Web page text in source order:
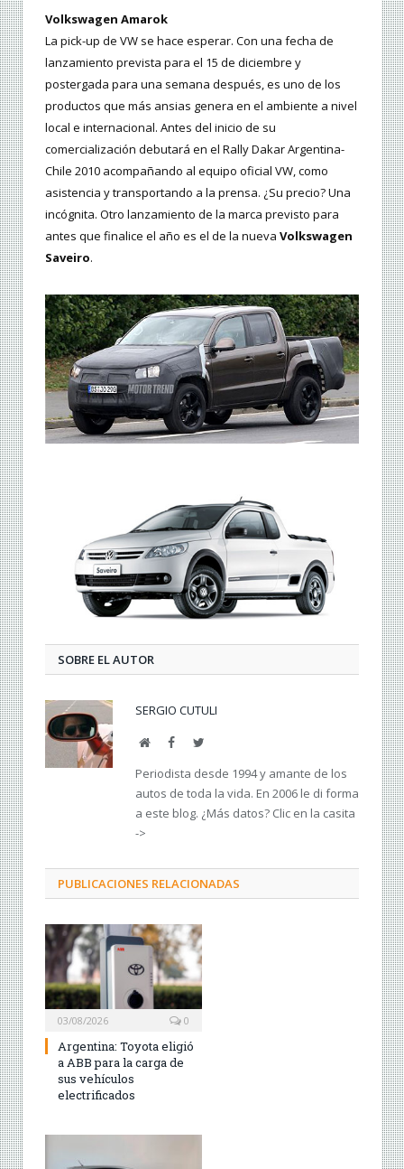
Volkswagen Amarok
La pick-up de VW se hace esperar. Con una fecha de
lanzamiento prevista para el 15 de diciembre y
postergada para una semana después, es uno de los
productos que más ansias genera en el ambiente a nivel
local e internacional. Antes del inicio de su
comercialización debutará en el Rally Dakar Argentina-
Chile 2010 acompañando al equipo oficial VW, como
asistencia y transportando a la prensa. ¿Su precio? Una
incógnita. Otro lanzamiento de la marca previsto para
antes que finalice el año es el de la nueva Volkswagen
Saveiro.
SOBRE EL AUTOR
SERGIO CUTULI
Web FacebookTwitter
Periodista desde 1994 y amante de los
autos de toda la vida. En 2006 le di forma
a este blog. ¿Más datos? Clic en la casita
->
PUBLICACIONES RELACIONADAS
03/08/2026 0
Argentina: Toyota eligió
a ABB para la carga de
sus vehículos
electrificados